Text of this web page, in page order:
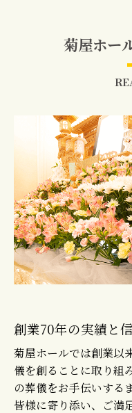
菊屋ホー
創業70年の実績と
菊屋ホールでは創業以
儀を創ることに取り組
の葬儀をお手伝いする
皆様に寄り添い、ご満